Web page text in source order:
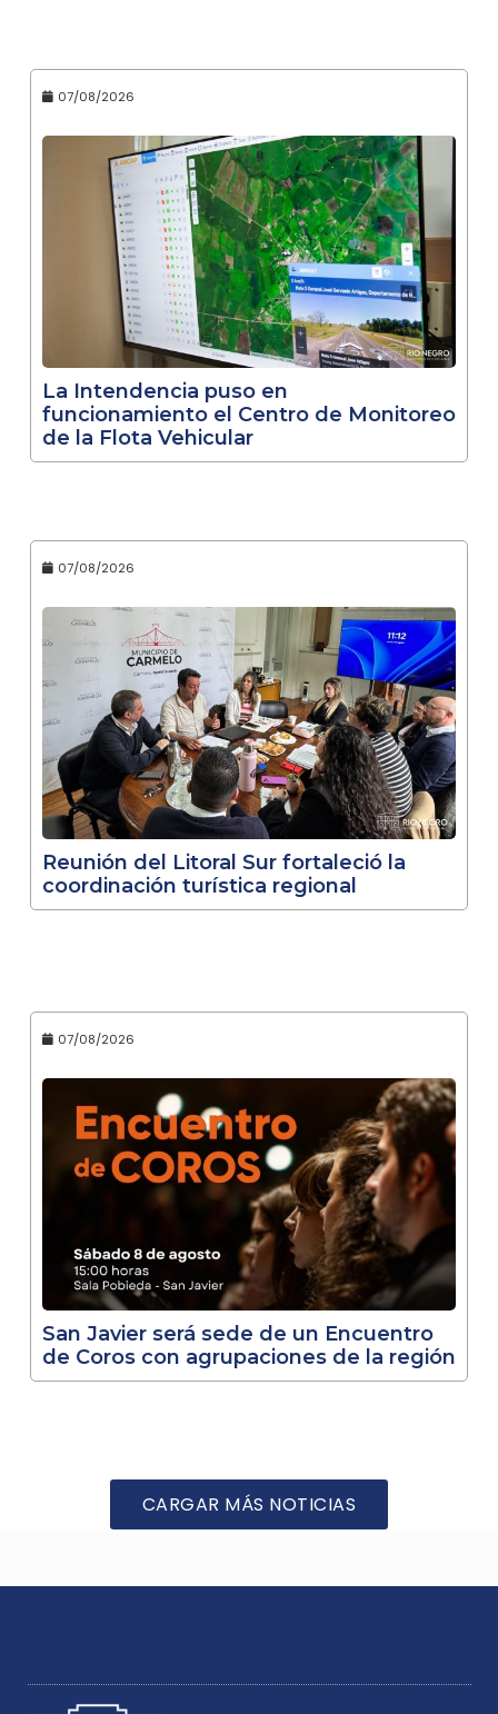
07/08/2026
La Intendencia puso en
funcionamiento el Centro de Monitoreo
de la Flota Vehicular
07/08/2026
Reunión del Litoral Sur fortaleció la
coordinación turística regional
07/08/2026
San Javier será sede de un Encuentro
de Coros con agrupaciones de la región
CARGAR MÁS NOTICIAS